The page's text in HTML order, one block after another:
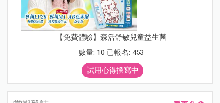
【免費體驗】森活舒敏兒童益生菌
數量: 10 已報名: 453
試用心得撰寫中